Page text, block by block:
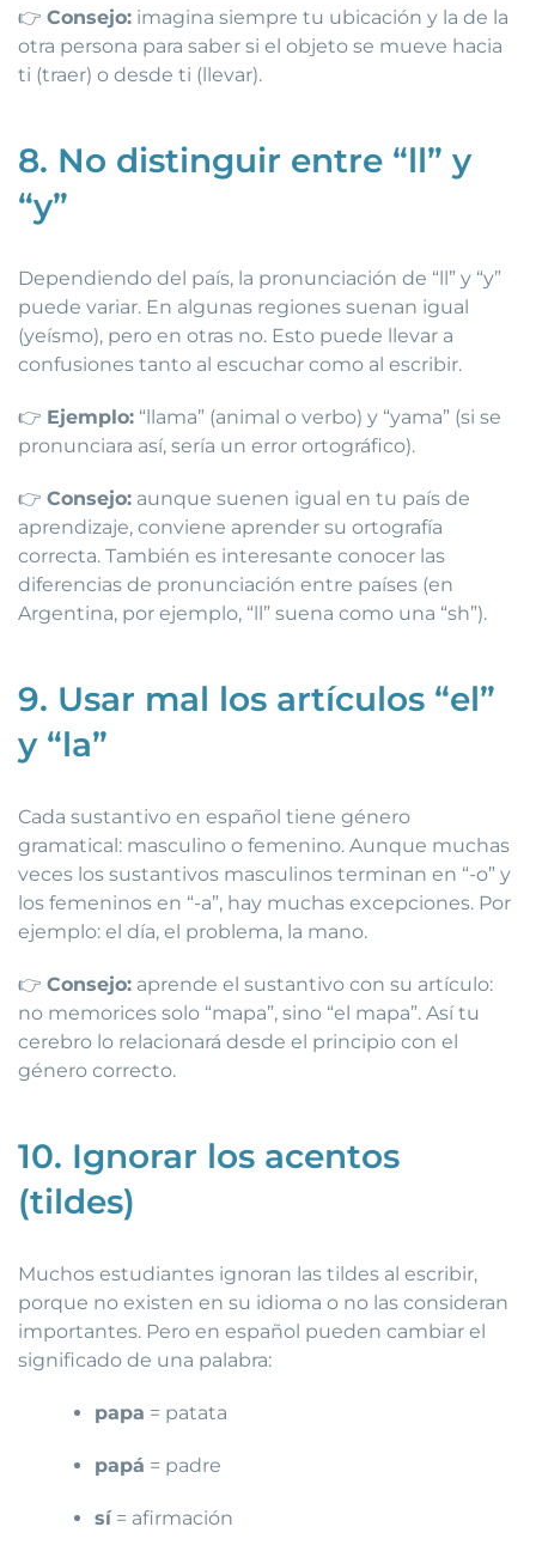
👉 Consejo: imagina siempre tu ubicación y la de la
otra persona para saber si el objeto se mueve hacia
ti (traer) o desde ti (llevar).
8. No distinguir entre “ll” y
“y”
Dependiendo del país, la pronunciación de “ll” y “y”
puede variar. En algunas regiones suenan igual
(yeísmo), pero en otras no. Esto puede llevar a
confusiones tanto al escuchar como al escribir.
👉 Ejemplo: “llama” (animal o verbo) y “yama” (si se
pronunciara así, sería un error ortográfico).
👉 Consejo: aunque suenen igual en tu país de
aprendizaje, conviene aprender su ortografía
correcta. También es interesante conocer las
diferencias de pronunciación entre países (en
Argentina, por ejemplo, “ll” suena como una “sh”).
9. Usar mal los artículos “el”
y “la”
Cada sustantivo en español tiene género
gramatical: masculino o femenino. Aunque muchas
veces los sustantivos masculinos terminan en “-o” y
los femeninos en “-a”, hay muchas excepciones. Por
ejemplo: el día, el problema, la mano.
👉 Consejo: aprende el sustantivo con su artículo:
no memorices solo “mapa”, sino “el mapa”. Así tu
cerebro lo relacionará desde el principio con el
género correcto.
10. Ignorar los acentos
(tildes)
Muchos estudiantes ignoran las tildes al escribir,
porque no existen en su idioma o no las consideran
importantes. Pero en español pueden cambiar el
significado de una palabra:
papa = patata
papá = padre
sí= afirmación